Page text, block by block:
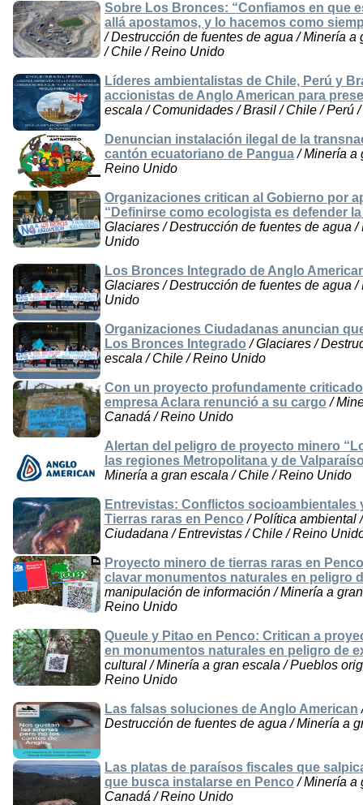
Sobre Los Bronces: “Confiamos en que
allá apostamos, y lo hacemos como
/ Destrucción de fuentes de agua / Minería
/ Chile / Reino Unido
Líderes ambientalistas de Chile, Perú y
accionistas de Anglo American para
escala / Comunidades / Brasil / Chile / Perú
Denuncian instalación ilegal de la
cantón ecuatoriano de Pangua/ Minería a
Reino Unido
Organizaciones critican al Gobierno por
“Definirse como ecologista es defender
Glaciares / Destrucción de fuentes de agua
Unido
Los Bronces Integrado de Anglo
Glaciares / Destrucción de fuentes de agua
Unido
Organizaciones Ciudadanas anuncian
Los Bronces Integrado / Glaciares /
escala / Chile / Reino Unido
Con un proyecto profundamente
empresa Aclara renunció a su cargo /
Canadá / Reino Unido
Alertan del peligro de proyecto minero
las regiones Metropolitana y de
Minería a gran escala / Chile / Reino Unido
Entrevistas: Conflictos socioambientales
Tierras raras en Penco / Política ambiental
Ciudadana / Entrevistas / Chile / Reino
Proyecto minero de tierras raras en
clavar monumentos naturales en peligro
manipulación de información / Minería a
Reino Unido
Queule y Pitao en Penco: Critican a
en monumentos naturales en peligro de
cultural / Minería a gran escala / Pueblos
Reino Unido
Las falsas soluciones de Anglo American
Destrucción de fuentes de agua / Minería a
Las platas de paraísos fiscales que
que busca instalarse en Penco / Minería a
Canadá / Reino Unido